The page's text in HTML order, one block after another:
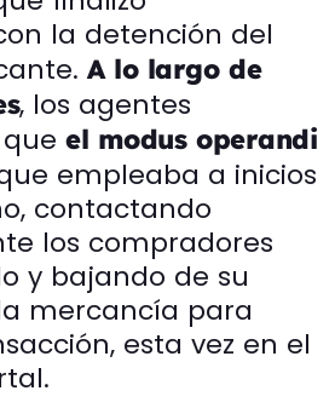
la detención del
A lo largo de
, los agentes
el modus operandi
empleaba a inicios
contactando
los compradores
y bajando de su
mercancía para
esta vez en el